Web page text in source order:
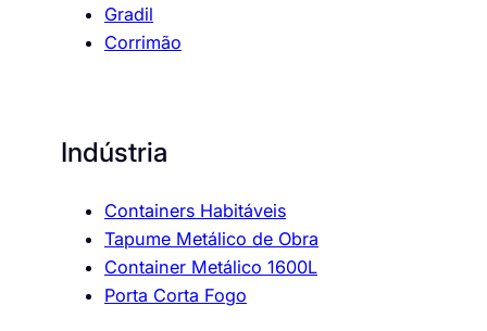
Gradil
Corrimão
Indústria
Containers Habitáveis
Tapume Metálico de Obra
Container Metálico 1600L
Porta Corta Fogo